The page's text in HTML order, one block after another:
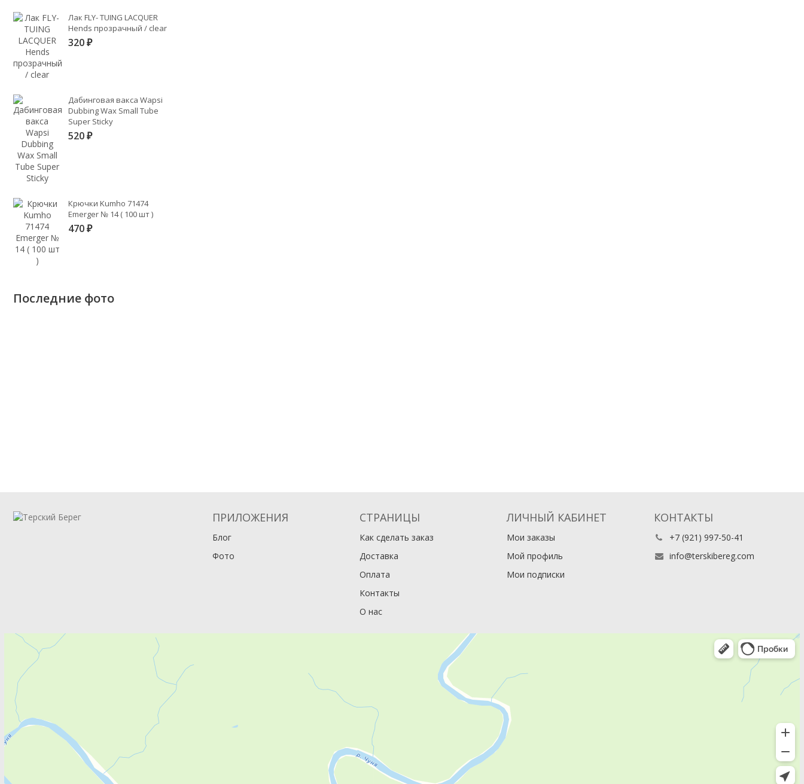
Лак FLY- TUING LACQUER
Hends прозрачный / clear
320 ₽
Дабинговая вакса Wapsi
Dubbing Wax Small Tube
Super Sticky
520 ₽
Крючки Kumho 71474
Emerger № 14 ( 100 шт )
470 ₽
Последние фото
ПРИЛОЖЕНИЯ
Блог
Фото
СТРАНИЦЫ
Как сделать заказ
Доставка
Оплата
Контакты
О нас
ЛИЧНЫЙ КАБИНЕТ
Мои заказы
Мой профиль
Мои подписки
КОНТАКТЫ
+7 (921) 997-50-41
info@terskibereg.com